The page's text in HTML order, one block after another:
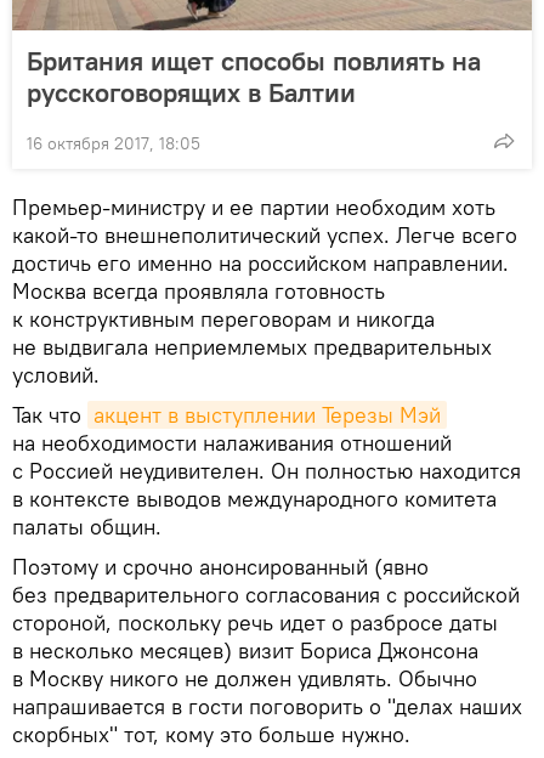
Британия ищет способы повлиять на
русскоговорящих в Балтии
16 октября 2017, 18:05
Премьер-министру и ее партии необходим хоть
какой-то внешнеполитический успех. Легче всего
достичь его именно на российском направлении.
Москва всегда проявляла готовность
к конструктивным переговорам и никогда
не выдвигала неприемлемых предварительных
условий.
Так что акцент в выступлении Терезы Мэй
на необходимости налаживания отношений
с Россией неудивителен. Он полностью находится
в контексте выводов международного комитета
палаты общин.
Поэтому и срочно анонсированный (явно
без предварительного согласования с российской
стороной, поскольку речь идет о разбросе даты
в несколько месяцев) визит Бориса Джонсона
в Москву никого не должен удивлять. Обычно
напрашивается в гости поговорить о "делах наших
скорбных" тот, кому это больше нужно.